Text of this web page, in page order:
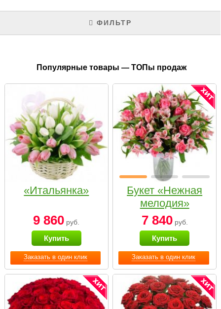
ФИЛЬТР
Популярные товары — ТОПы продаж
Заказать в один клик
«Итальянка»
9 860 руб.
Купить
Заказать в один клик
Букет «Нежная
мелодия»
7 840руб.
Купить